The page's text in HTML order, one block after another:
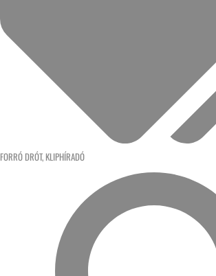
FORRÓ DRÓT, KLIPHÍRADÓ